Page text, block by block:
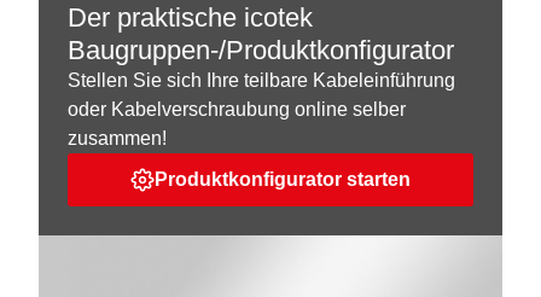
Der praktische icotek
Baugruppen-/Produktkonfigurator
Stellen Sie sich Ihre teilbare Kabeleinführung
oder Kabelverschraubung online selber
zusammen!
Produktkonfigurator starten